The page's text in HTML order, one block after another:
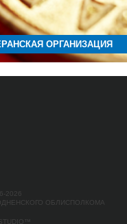
ОРГАНИЗАЦИЯ
2026
ОБЛИСПОЛКОМА
™